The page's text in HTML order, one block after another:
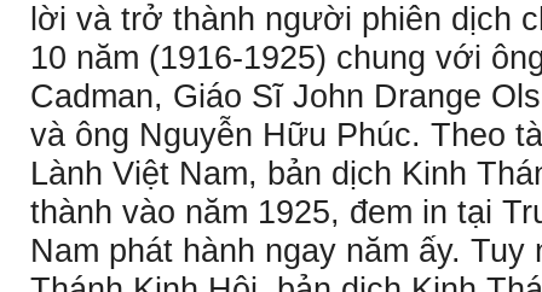
lời và trở thành người phiên dịch
10 năm (1916-1925) chung với
Cadman, Giáo Sĩ John Drange
và ông Nguyễn Hữu Phúc. Theo
Lành Việt Nam, bản dịch Kinh
thành vào năm 1925, đem in tại
Nam phát hành ngay năm ấy.